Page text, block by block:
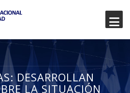
DESARROLLAN
LA SITUACIÓN